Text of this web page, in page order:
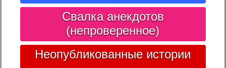
Свалка анекдотов
(непроверенное)
Неопубликованные истории